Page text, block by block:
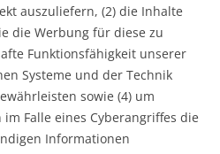
auszuliefern, (2) die Inhalte
die Werbung für diese zu
Funktionsfähigkeit unserer
Systeme und der Technik
sowie (4) um
Falle eines Cyberangriffes die
Informationen